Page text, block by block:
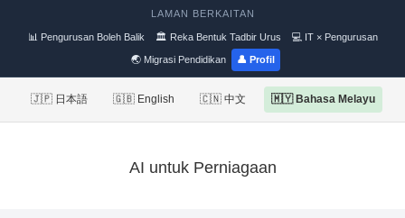
LAMAN BERKAITAN
📊 Pengurusan Boleh Balik 🏛 Reka Bentuk Tadbir Urus 💻 IT × Pengurusan
🌏 Migrasi Pendidikan 👤 Profil
🇯🇵 日本語 🇬🇧 English 🇨🇳 中文 🇲🇾 Bahasa Melayu
AI untuk Perniagaan